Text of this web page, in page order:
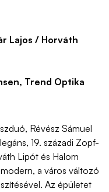
Lajos / Horváth
Trend Optika
Révész Sámuel
19. századi Zopf-
Lipót és Halom
a város változó
Az épületet